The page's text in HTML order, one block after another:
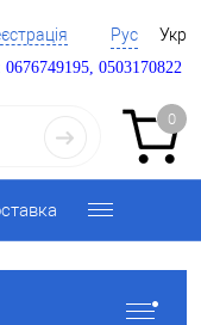
Рус Укр
0676749195, 0503170822
0